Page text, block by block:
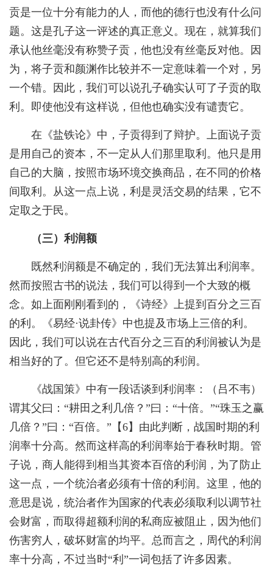
贡是一位十分有能力的人，而他的德行也没有什么问
题。这是孔子这一评述的真正意义。现在，就算我们
承认他丝毫没有称赞子贡，他也没有丝毫反对他。因
为，将子贡和颜渊作比较并不一定意味着一个对，另
一个错。因此，我们可以说孔子确实认可了子贡的取
利。即使他没有这样说，但他也确实没有谴责它。
在《盐铁论》中，子贡得到了辩护。上面说子贡
是用自己的资本，不一定从人们那里取利。他只是用
自己的大脑，按照市场环境交换商品，在不同的价格
间取利。从这一点上说，利是灵活交易的结果，它不
定取之于民。
（三）利润额
既然利润额是不确定的，我们无法算出利润率。
然而按照古书的说法，我们可以得到一个大致的概
念。如上面刚刚看到的，《诗经》上提到百分之三百
的利。《易经·说卦传》中也提及市场上三倍的利。
因此，我们可以说在古代百分之三百的利润被认为是
相当好的了。但它还不是特别高的利润。
《战国策》中有一段话谈到利润率：（吕不韦）
谓其父曰：“耕田之利几倍？”曰：“十倍。”“珠玉之赢
几倍？”曰：“百倍。”【6】由此判断，战国时期的利
润率十分高。然而这样高的利润率始于春秋时期。管
子说，商人能得到相当其资本百倍的利润，为了防止
这一点，一个统治者必须有十倍的利润。这里，他的
意思是说，统治者作为国家的代表必须取利以调节社
会财富，而取得超额利润的私商应被阻止，因为他们
伤害穷人，破坏财富的均平。总而言之，周代的利润
率十分高，不过当时“利”一词包括了许多因素。